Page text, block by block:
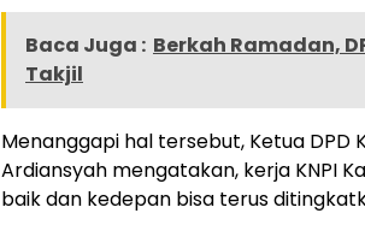
Baca Juga : Berkah Ramadan,
Takjil
Menanggapi hal tersebut, Ketua DPD
Ardiansyah mengatakan, kerja KNPI
baik dan kedepan bisa terus